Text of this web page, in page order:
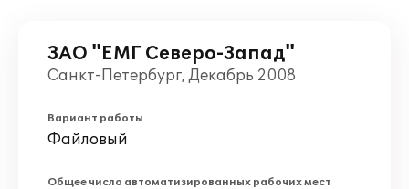
ЗАО "ЕМГ Северо-Запад"
Санкт-Петербург, Декабрь 2008
Вариант работы
Файловый
Общее число автоматизированных рабочих мест